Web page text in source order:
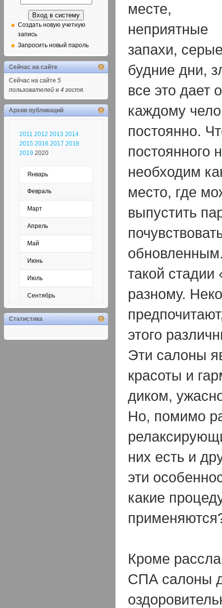
месте,
неприятные
запахи,
будние дни,
все это дает
каждому
постоянно.
постоянного
необходим
место, где
выпустить
такой
разному.
этого
Эти салоны
красоты и
диком,
Но, помимо
них есть и
эти
какие
Кроме
СПА салоны
Создать новую учетную
запись
Запросить новый пароль
Сейчас на сайте
Сейчас на сайте 5
пользователей и 4 гостя.
Архив публикаций
2011 2012 2013 2014
2015 2016 2017 2018
2019 2020
Январь
Февраль
Март
Апрель
Май
Июнь
Июль
Сентябрь
Статистика